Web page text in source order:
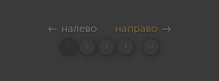
← налево направо →
1 2 3 4 ... 12